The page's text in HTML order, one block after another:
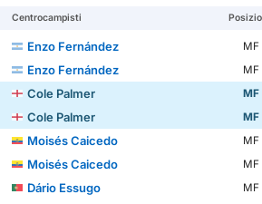
Centrocampisti
Enzo Fernández MF
Enzo Fernández
MF
Cole Palmer
MF
Cole Palmer
MF
Moisés Caicedo
MF
Moisés Caicedo
MF
Dário Essugo
MF